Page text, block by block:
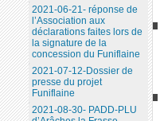
2021-06-21- réponse de
l’Association aux
déclarations faites lors de
la signature de la
concession du Funiflaine
2021-07-12-Dossier de
presse du projet
Funiflaine
2021-08-30- PADD-PLU